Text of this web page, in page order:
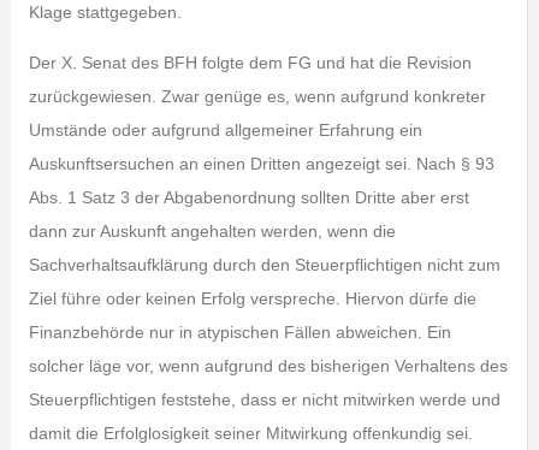
Klage stattgegeben.
Der X. Senat des BFH folgte dem FG und hat die Revision
zurückgewiesen. Zwar genüge es, wenn aufgrund konkreter
Umstände oder aufgrund allgemeiner Erfahrung ein
Auskunftsersuchen an einen Dritten angezeigt sei. Nach § 93
Abs. 1 Satz 3 der Abgabenordnung sollten Dritte aber erst
dann zur Auskunft angehalten werden, wenn die
Sachverhaltsaufklärung durch den Steuerpflichtigen nicht zum
Ziel führe oder keinen Erfolg verspreche. Hiervon dürfe die
Finanzbehörde nur in atypischen Fällen abweichen. Ein
solcher läge vor, wenn aufgrund des bisherigen Verhaltens des
Steuerpflichtigen feststehe, dass er nicht mitwirken werde und
damit die Erfolglosigkeit seiner Mitwirkung offenkundig sei.